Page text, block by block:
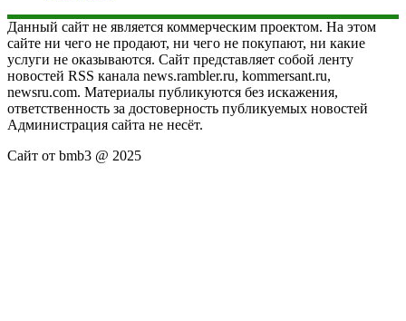
Данный сайт не является коммерческим проектом. На этом
сайте ни чего не продают, ни чего не покупают, ни какие
услуги не оказываются. Сайт представляет собой ленту
новостей RSS канала news.rambler.ru, kommersant.ru,
newsru.com. Материалы публикуются без искажения,
ответственность за достоверность публикуемых новостей
Администрация сайта не несёт.
Сайт от bmb3 @ 2025